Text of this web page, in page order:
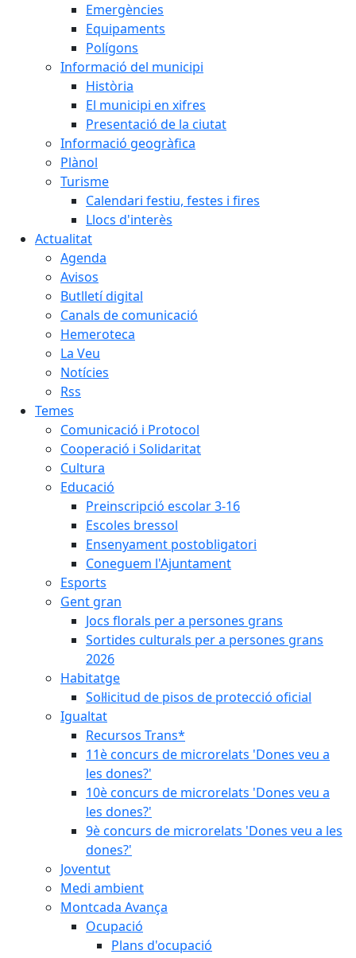
Emergències
Equipaments
Polígons
Informació del municipi
Història
El municipi en xifres
Presentació de la ciutat
Informació geogràfica
Plànol
Turisme
Calendari festiu, festes i fires
Llocs d'interès
Actualitat
Agenda
Avisos
Butlletí digital
Canals de comunicació
Hemeroteca
La Veu
Notícies
Rss
Temes
Comunicació i Protocol
Cooperació i Solidaritat
Cultura
Educació
Preinscripció escolar 3-16
Escoles bressol
Ensenyament postobligatori
Coneguem l'Ajuntament
Esports
Gent gran
Jocs florals per a persones grans
Sortides culturals per a persones grans
2026
Habitatge
Sol·licitud de pisos de protecció oficial
Igualtat
Recursos Trans*
11è concurs de microrelats 'Dones veu a
les dones?'
10è concurs de microrelats 'Dones veu a
les dones?'
9è concurs de microrelats 'Dones veu a les
dones?'
Joventut
Medi ambient
Montcada Avança
Ocupació
Plans d'ocupació